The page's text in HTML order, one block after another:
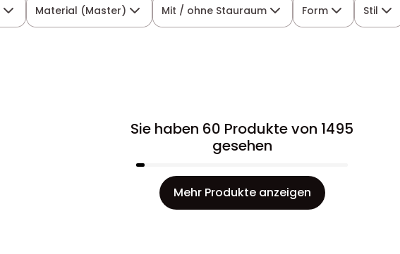
Material (Master) Mit / ohne Stauraum Form Stil
Sie haben 60 Produkte von 1495
gesehen
Mehr Produkte anzeigen